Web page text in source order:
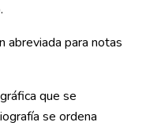
abreviada para notas
que se
se ordena